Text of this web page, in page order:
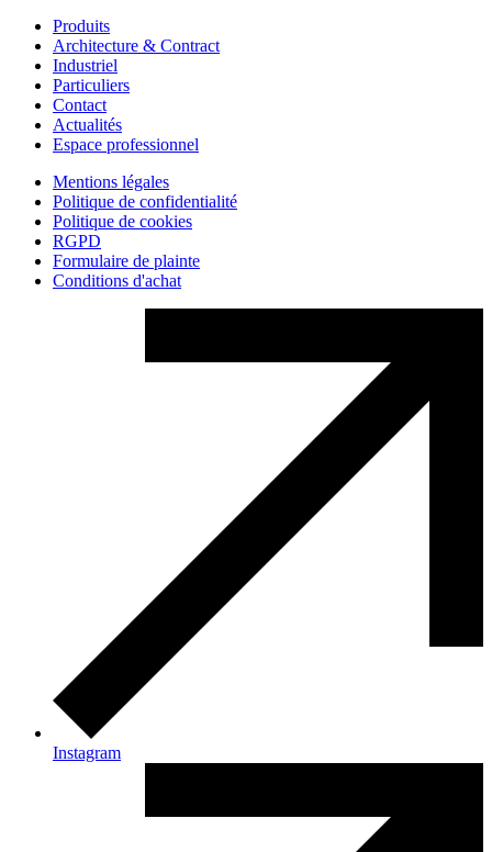
Produits
Architecture & Contract
Industriel
Particuliers
Contact
Actualités
Espace professionnel
Mentions légales
Politique de confidentialité
Politique de cookies
RGPD
Formulaire de plainte
Conditions d'achat
Instagram